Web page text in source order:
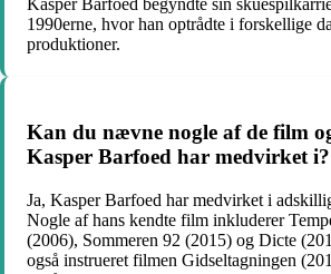
Kasper Barfoed begyndte sin
1990erne, hvor han optrådte i forskellige
produktioner.
Kan du nævne nogle af de film
Kasper Barfoed har medvirket i?
Ja, Kasper Barfoed har medvirket i
Nogle af hans kendte film inkluderer
(2006), Sommeren 92 (2015) og Dicte
også instrueret filmen Gidseltagningen